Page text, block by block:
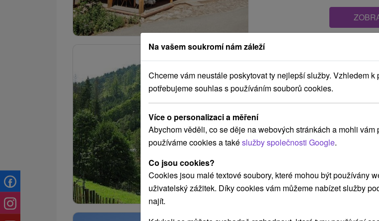
Hotel Bocy Oščadnica
Oščadnica
Poschodový penzión pod lesom, stojaci
rekreačne vyhľadávanej obci
príjemný...
Na vašem soukromí nám záleží
Chceme vám neustále poskytovat ty nejlepší služby. Vzhledem
potřebujeme souhlas s používáním souborů cookies.
Více o personalizaci a měření
Abychom věděli, co se děje na webových stránkách a mohli
používáme cookies a takéslužby společnosti Google.
Co jsou cookies?
Cookies jsou malé textové soubory, které mohou být používány
uživatelský zážitek. Díky cookies vám můžeme nabízet služby
najít.